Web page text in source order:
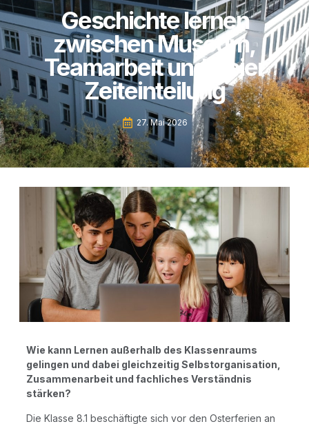
Geschichte lernen
zwischen Museum,
Teamarbeit und freier
Zeiteinteilung
27. Mai 2026
Wie kann Ler­nen außer­halb des Klas­sen­raums
gelin­gen und dabei gleich­zei­tig Selbst­or­ga­ni­sa­ti­on,
Zusam­men­ar­beit und fach­li­ches Ver­ständ­nis
stärken?
Die Klas­se 8.1 beschäf­tig­te sich vor den Oster­fe­ri­en an